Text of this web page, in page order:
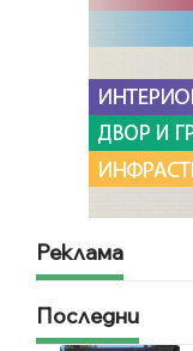
Реклама
Последни